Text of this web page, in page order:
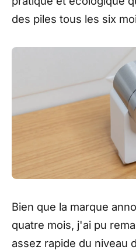
des piles tous les six
Bien que la marque
quatre mois, j'ai pu
assez rapide du niveau